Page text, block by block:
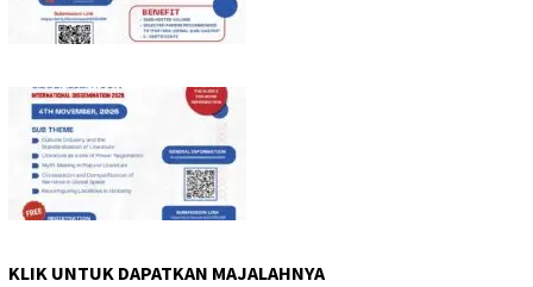
KLIK UNTUK DAPATKAN MAJALAHNYA